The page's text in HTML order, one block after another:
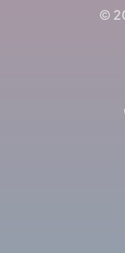
©